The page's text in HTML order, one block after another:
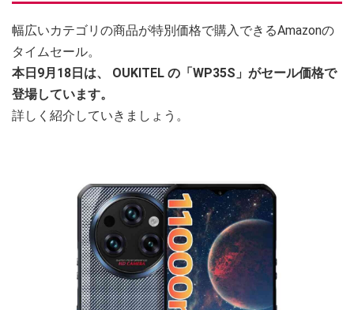
幅広いカテゴリの商品が特別価格で購入できるAmazonの
タイムセール。
本日9月18日は、
OUKITEL の「WP35S」がセール価格で
登場しています。
詳しく紹介していきましょう。